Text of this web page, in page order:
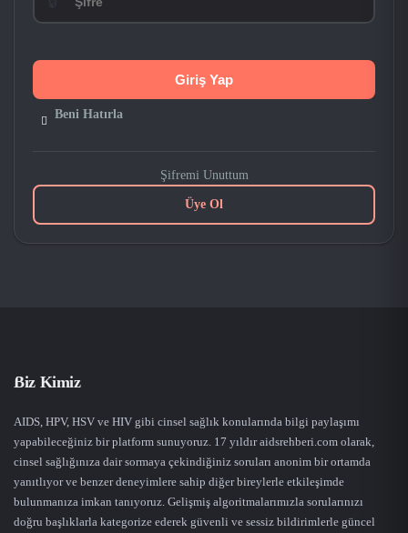
Beni Hatırla
Şifremi Unuttum
Üye Ol
Biz Kimiz
AIDS, HPV, HSV ve HIV gibi cinsel sağlık konularında bilgi paylaşımı
yapabileceğiniz bir platform sunuyoruz. 17 yıldır aidsrehberi.com olarak,
cinsel sağlığınıza dair sormaya çekindiğiniz soruları anonim bir ortamda
yanıtlıyor ve benzer deneyimlere sahip diğer bireylerle etkileşimde
bulunmanıza imkan tanıyoruz. Gelişmiş algoritmalarımızla sorularınızı
doğru başlıklarla kategorize ederek güvenli ve sessiz bildirimlerle güncel